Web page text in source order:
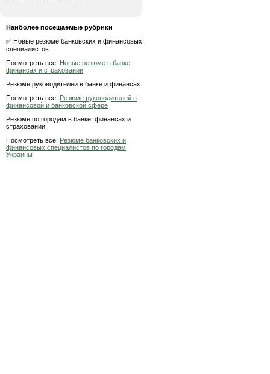
Наиболее посещаемые рубрики
✅ Новые резюме банковских и финансовых
специалистов
Посмотреть все: Новые резюме в банке,
финансах и страховании
Резюме руководителей в банке и финансах
Посмотреть все: Резюме руководителей в
финансовой и банковской сфере
Резюме по городам в банке, финансах и
страховании
Посмотреть все: Резюме банковских и
финансовых специалистов по городам
Украины